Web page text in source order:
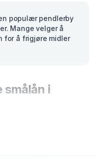
populær pendlerby
Mange velger å
for å frigjøre midler
smålån i